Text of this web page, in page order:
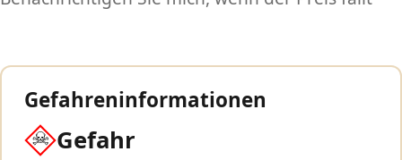
Gefahreninformationen
Gefahr